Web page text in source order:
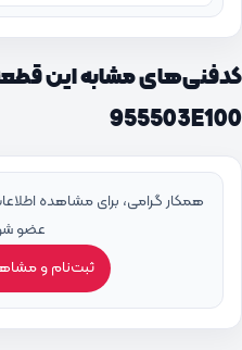
کدفنی‌های مشابه این
955503E100
همکار گرامی، برای مشاهده
عضو
ثبت‌نام و